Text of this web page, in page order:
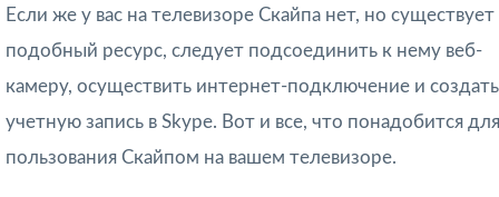
Если же у вас на телевизоре Скайпа нет, но существует
подобный ресурс, следует подсоединить к нему веб-
камеру, осуществить интернет-подключение и создать
учетную запись в Skype. Вот и все, что понадобится для
пользования Скайпом на вашем телевизоре.